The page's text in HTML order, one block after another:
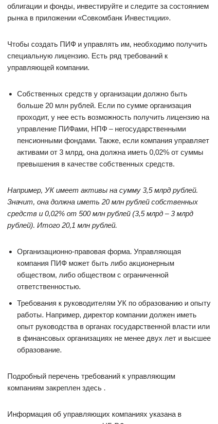
облигации и фонды, инвестируйте и следите за состоянием
рынка в приложении «Совкомбанк Инвестиции».
Чтобы создать ПИФ и управлять им, необходимо получить
специальную лицензию. Есть ряд требований к
управляющей компании.
Собственных средств у организации должно быть
больше 20 млн рублей. Если по сумме организация
проходит, у нее есть возможность получить лицензию на
управление ПИФами, НПФ –негосударственными
пенсионными фондами. Также, если компания управляет
активами от 3 млрд, она должна иметь 0,02% от суммы
превышения в качестве собственных средств.
Например, УК имеет активы на сумму 3,5 млрд рублей.
Значит, она должна иметь 20 млн рублей собственных
средств и 0,02% от 500 млн рублей (3,5 млрд – 3 млрд
рублей). Итого 20,1 млн рублей.
Организационно-правовая форма. Управляющая
компания ПИФ может быть либо акционерным
обществом, либо обществом с ограниченной
ответственностью.
Требования к руководителям УК по образованию и опыту
работы. Например, директор компании должен иметь
опыт руководства в органах государственной власти или
в финансовых организациях не менее двух лет и высшее
образование.
Подробный перечень требований к управляющим
компаниям закреплен здесь .
Информация об управляющих компаниях указана в